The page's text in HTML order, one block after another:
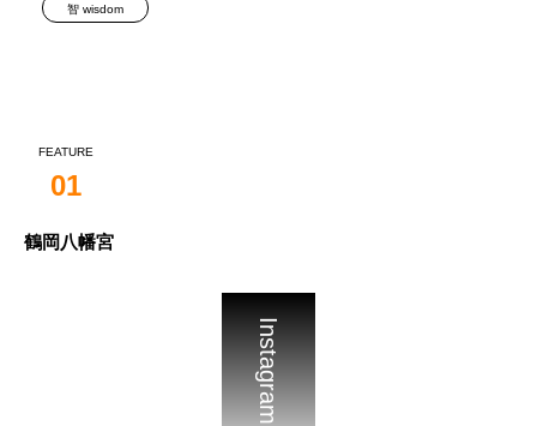
智 wisdom
FEATURE
01
鶴岡八幡宮
Instagram